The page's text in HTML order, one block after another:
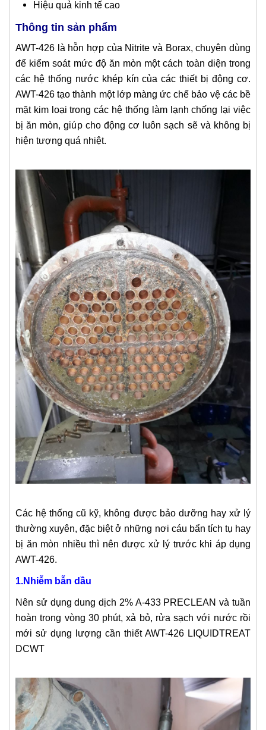
Hiệu quả kinh tế cao
Thông tin sản phẩm
AWT-426 là hỗn hợp của Nitrite và Borax, chuyên dùng
để kiểm soát mức độ ăn mòn một cách toàn diện trong
các hệ thống nước khép kín của các thiết bị động cơ.
AWT-426 tạo thành một lớp màng ức chế bảo vệ các bề
mặt kim loại trong các hệ thống làm lạnh chống lại việc
bị ăn mòn, giúp cho động cơ luôn sạch sẽ và không bị
hiện tượng quá nhiệt.
Các hệ thống cũ kỹ, không được bảo dưỡng hay xử lý
thường xuyên, đặc biệt ở những nơi cáu bẩn tích tụ hay
bị ăn mòn nhiều thì nên được xử lý trước khi áp dụng
AWT-426.
1.Nhiễm bẫn dầu
Nên sử dụng dung dịch 2% A-433 PRECLEAN và tuần
hoàn trong vòng 30 phút, xả bỏ, rửa sạch với nước rồi
mới sử dụng lượng cần thiết AWT-426 LIQUIDTREAT
DCWT